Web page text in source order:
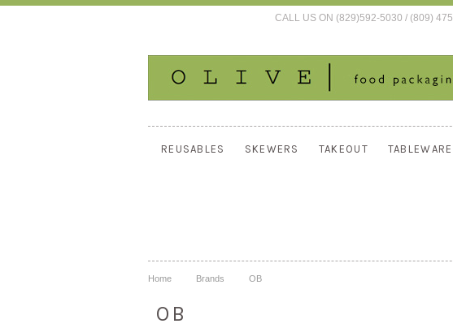
CALL US ON (829)592-5030 / (809)
REUSABLES SKEWERS TAKEOUT TABLEWARE
Home Brands OB
OB